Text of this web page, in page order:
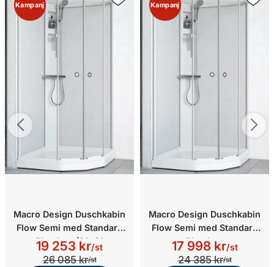
Kampanj
Macro Design Duschkabin
Flow Semi med Standard
Blandare (81x91
Höger/Klarglas med Vit
19 253 kr/st
26 085 kr/st
Kampanj
Macro Design Duschkabin
Flow Semi med Standard
Blandare
(81x81/Klarglas/Vit)
17 998 kr/st
24 385 kr/st